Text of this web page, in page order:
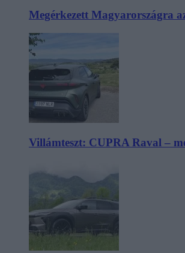
Megérkezett Magyarországra
Villámteszt: CUPRA Raval –